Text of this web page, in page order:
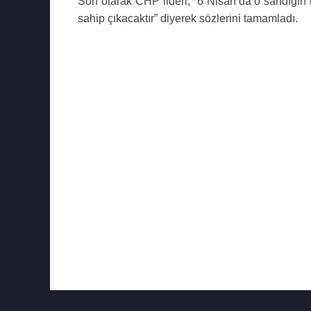
sahip çıkacaktır” diyerek sözlerini tamamladı.